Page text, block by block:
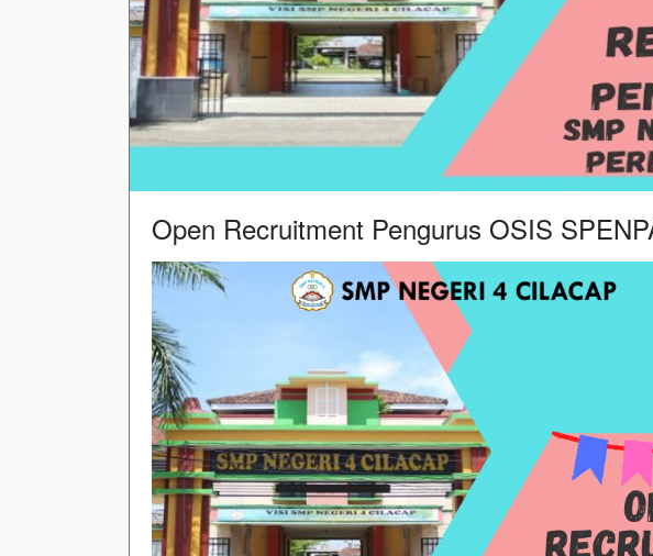
Open Recruitment Pengurus OSIS